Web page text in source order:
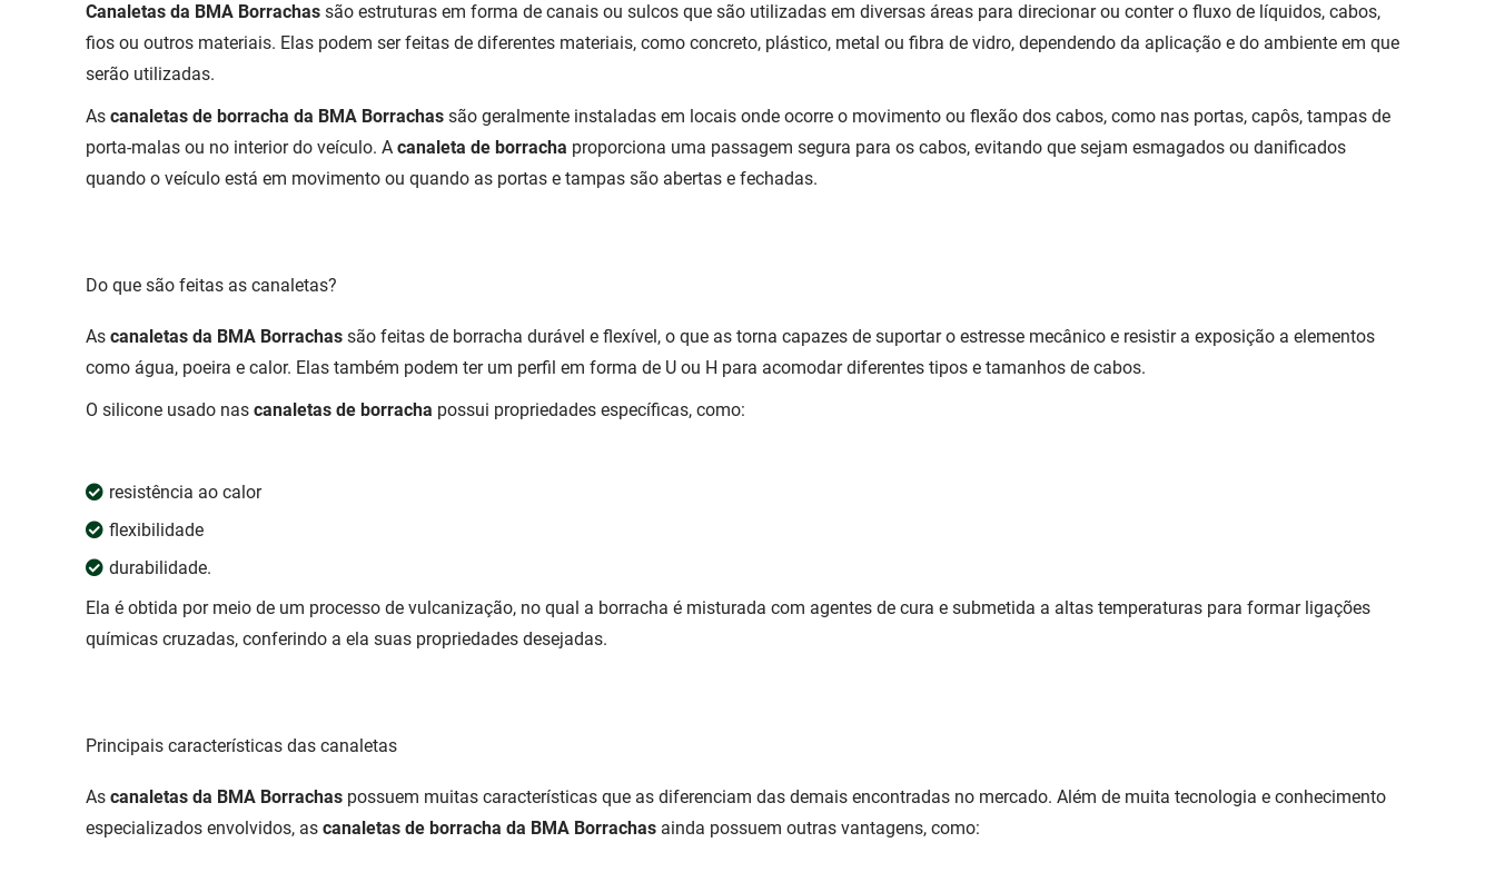
Canaletas da BMA Borrachas são estruturas em forma de canais ou sulcos que são utilizadas em diversas áreas para direcionar ou conter o fluxo de líquidos, cabos,
fios ou outros materiais. Elas podem ser feitas de diferentes materiais, como concreto, plástico, metal ou fibra de vidro, dependendo da aplicação e do ambiente em que
serão utilizadas.
As canaletas de borracha da BMA Borrachas são geralmente instaladas em locais onde ocorre o movimento ou flexão dos cabos, como nas portas, capôs, tampas de
porta-malas ou no interior do veículo. A canaleta de borracha proporciona uma passagem segura para os cabos, evitando que sejam esmagados ou danificados
quando o veículo está em movimento ou quando as portas e tampas são abertas e fechadas.
Do que são feitas as canaletas?
As canaletas da BMA Borrachas são feitas de borracha durável e flexível, o que as torna capazes de suportar o estresse mecânico e resistir a exposição a elementos
como água, poeira e calor. Elas também podem ter um perfil em forma de U ou H para acomodar diferentes tipos e tamanhos de cabos.
O silicone usado nas canaletas de borracha possui propriedades específicas, como:
resistência ao calor
flexibilidade
durabilidade.
Ela é obtida por meio de um processo de vulcanização, no qual a borracha é misturada com agentes de cura e submetida a altas temperaturas para formar ligações
químicas cruzadas, conferindo a ela suas propriedades desejadas.
Principais características das canaletas
As canaletas da BMA Borrachas possuem muitas características que as diferenciam das demais encontradas no mercado. Além de muita tecnologia e conhecimento
especializados envolvidos, as canaletas de borracha da BMA Borrachas ainda possuem outras vantagens, como: